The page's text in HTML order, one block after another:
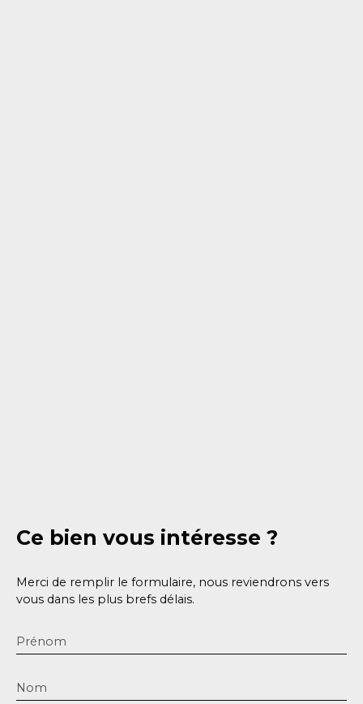
Ce bien vous intéresse ?
Merci de remplir le formulaire, nous reviendrons vers
vous dans les plus brefs délais.
Prénom
Nom